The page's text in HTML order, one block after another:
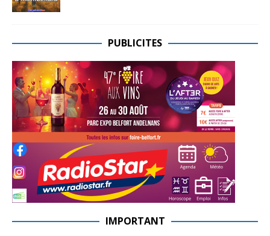
PUBLICITES
IMPORTANT